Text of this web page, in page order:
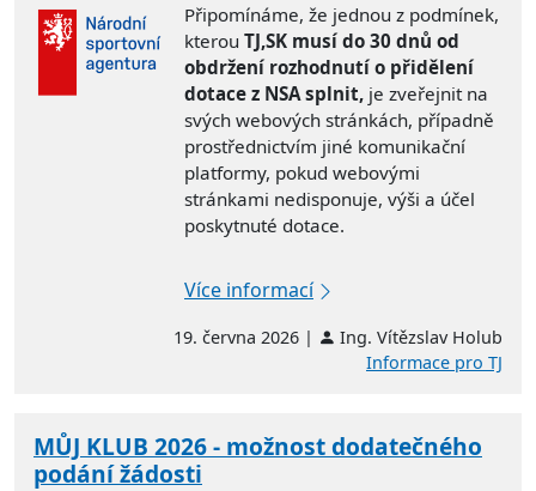
Připomínáme, že jednou z podmínek,
kterou TJ,SK musí do 30 dnů od
obdržení rozhodnutí o přidělení
dotace z NSA splnit, je zveřejnit na
svých webových stránkách, případně
prostřednictvím jiné komunikační
platformy, pokud webovými
stránkami nedisponuje, výši a účel
poskytnuté dotace.
Více informací
19. června 2026 |
Ing. Vítězslav Holub
Informace pro TJ
MŮJ KLUB 2026 - možnost dodatečného
podání žádosti